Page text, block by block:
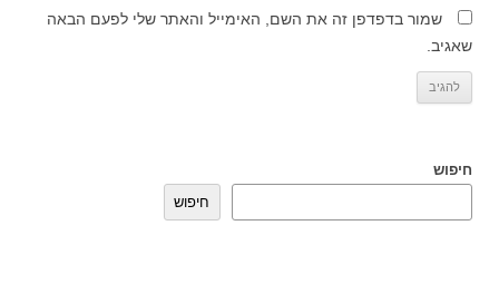
שמור בדפדפן זה את השם, האימייל והאתר שלי לפעם הבאה
שאגיב.
חיפוש
חיפוש